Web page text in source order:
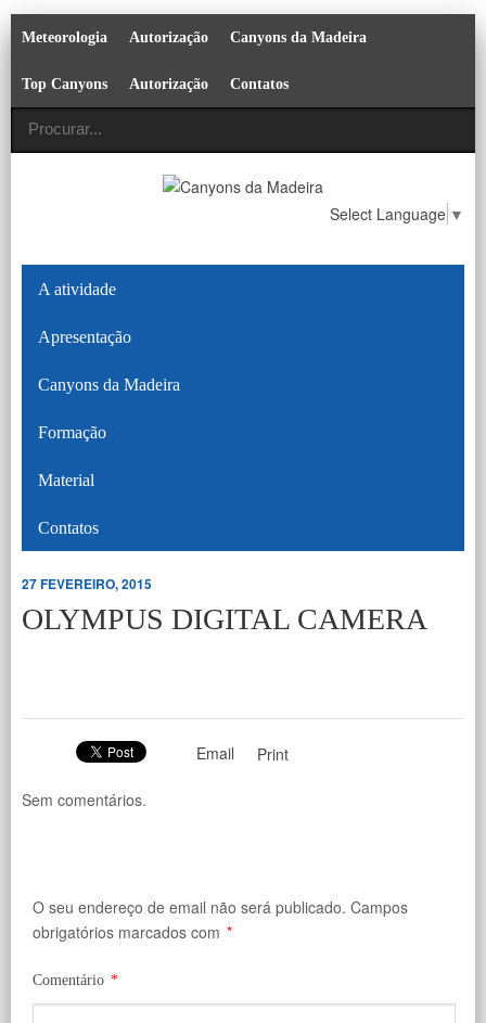
Meteorologia Autorização Canyons da Madeira
Top Canyons Autorização Contatos
Select Language ▼
A atividade
Apresentação
Canyons da Madeira
Formação
Material
Contatos
27 FEVEREIRO, 2015
OLYMPUS DIGITAL CAMERA
Email Print
Sem comentários.
O seu endereço de email não será publicado. Campos
obrigatórios marcados com *
Comentário *